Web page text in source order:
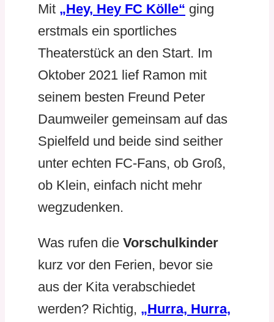
Mit „Hey, Hey FC Kölle“ ging
erstmals ein sportliches
Theaterstück an den Start. Im
Oktober 2021 lief Ramon mit
seinem besten Freund Peter
Daumweiler gemeinsam auf das
Spielfeld und beide sind seither
unter echten FC-Fans, ob Groß,
ob Klein, einfach nicht mehr
wegzudenken.
Was rufen die Vorschulkinder
kurz vor den Ferien, bevor sie
aus der Kita verabschiedet
werden? Richtig, „Hurra, Hurra,